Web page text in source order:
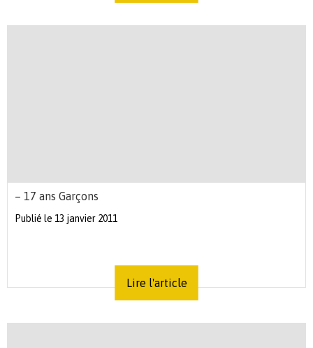
– 17 ans Garçons
Publié le 13 janvier 2011
Lire l'article